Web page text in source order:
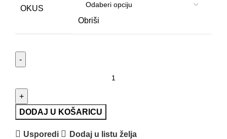
OKUS
Obriši
DODAJ U KOŠARICU
Usporedi Dodaj u listu želja